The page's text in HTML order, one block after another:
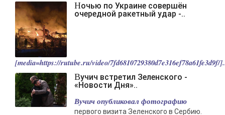
Ночью по Украине совершён
очередной ракетный удар -..
[media=https://rutube.ru/video/7fd6810729380d7e316ef78a61fe3d9f/
Вучич встретил Зеленского -
«Новости Дня»..
Вучич опубликовал фотографию
первого визита Зеленского в Сербию.